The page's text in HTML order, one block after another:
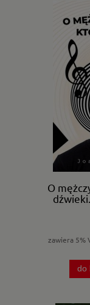
O
zawiera 5%
do